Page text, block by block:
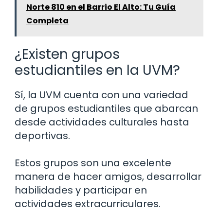
Norte 810 en el Barrio El Alto: Tu Guía
Completa
¿Existen grupos
estudiantiles en la UVM?
Sí, la UVM cuenta con una variedad
de grupos estudiantiles que abarcan
desde actividades culturales hasta
deportivas.
Estos grupos son una excelente
manera de hacer amigos, desarrollar
habilidades y participar en
actividades extracurriculares.